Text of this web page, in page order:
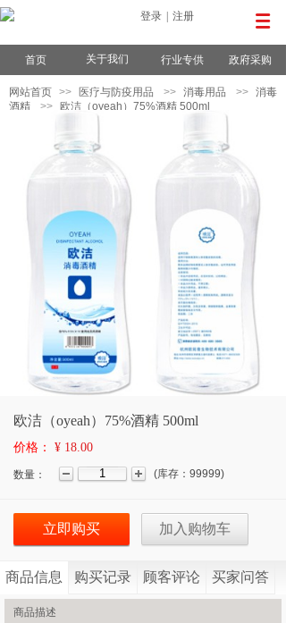
登录 注册
首页 关于我们 行业专供 政府采购
网站首页 >> 医疗与防疫用品 >> 消毒用品 >> 消毒
酒精
>> 欧洁（oyeah）75%酒精 500ml
欧洁（oyeah）75%酒精 500ml
价格： ¥ 18.00
数量： (库存： 99999)
立即购买 加入购物车
商品信息 购买记录 顾客评论 买家问答
商品描述